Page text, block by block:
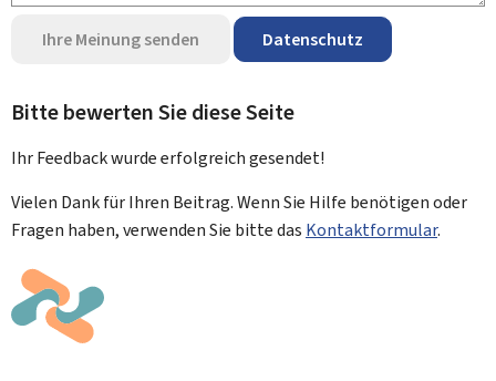
Ihre Meinung senden Datenschutz
Bitte bewerten Sie diese Seite
Ihr Feedback wurdeerfolgreichgesendet!
Vielen Dank für Ihren Beitrag. Wenn Sie Hilfe benötigen oder
Fragen haben, verwenden Sie bitte das Kontaktformular.